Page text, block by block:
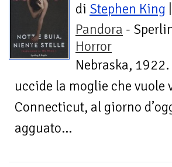
di Stephen King
Pandora -
Horror
Nebraska,
uccide la moglie che
Connecticut, al giorno
agguato...